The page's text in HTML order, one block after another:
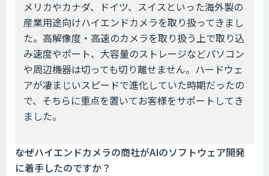
メリカやカナダ、ドイツ、スイスといった海外製の
産業用途向けハイエンドカメラを取り扱ってきまし
た。高解像度・高速のカメラを取り扱う上で取り込
み速度やポート、大容量のストレージなどパソコン
や周辺機器は切っても切り離せません。ハードウェ
アが凄まじいスピードで進化していた時期だったの
で、そちらに重点を置いてお客様をサポートしてき
ました。
――なぜハイエンドカメラの商社がAIのソフトウェア開発
に着手したのですか？